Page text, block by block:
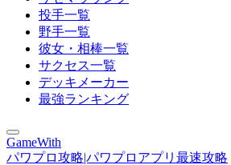
投手一覧
野手一覧
彼女・相棒一覧
サクセス一覧
デッキメーカー
最強ランキング
GameWith
パワプロ攻略|パワプロアプリ最速攻略